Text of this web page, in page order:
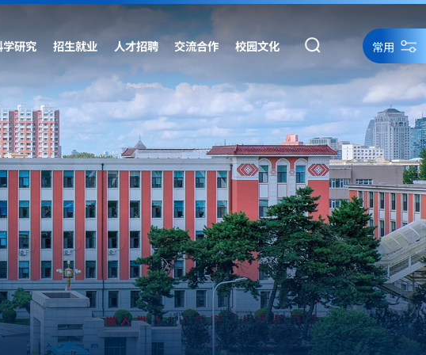
学研究 招生就业 人才招聘 交流合作 校园文化 常用